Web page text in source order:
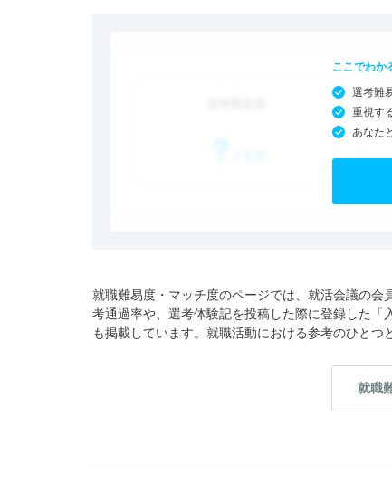
ここでわか
選考難
重視す
あなた
就職難易度・マッチ度のページでは、就活会議の
考通過率や、選考体験記を投稿した際に登録した
も掲載しています。就職活動における参考のひとつ
就職